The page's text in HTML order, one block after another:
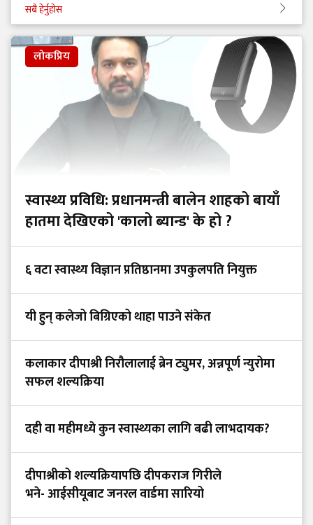
सबै हेर्नुहोस
लोकप्रिय
स्वास्थ्य प्रविधि: प्रधानमन्त्री बालेन शाहको बायाँ
हातमा देखिएको 'कालो ब्यान्ड' के हो ?
६ वटा स्वास्थ्य विज्ञान प्रतिष्ठानमा उपकुलपति नियुक्त
यी हुन् कलेजो बिग्रिएको थाहा पाउने संकेत
कलाकार दीपाश्री निरौलालाई ब्रेन ट्युमर, अन्नपूर्ण न्युरोमा
सफल शल्यक्रिया
दही वा महीमध्ये कुन स्वास्थ्यका लागि बढी लाभदायक?
दीपाश्रीको शल्यक्रियापछि दीपकराज गिरीले
भने- आईसीयूबाट जनरल वार्डमा सारियो